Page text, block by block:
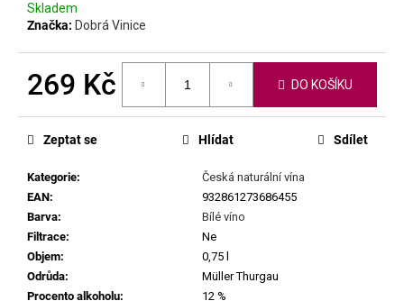
Skladem
Značka: Dobrá Vinice
269 Kč DO KOŠÍKU
Kategorie:
Česká naturální vína
EAN:
932861273686455
Barva:
Bílé víno
Filtrace:
Ne
Objem:
0,75 l
Odrůda:
Müller Thurgau
Procento alkoholu:
12 %
Zeptat se Hlídat Sdílet
u
č
u
e
m
e
FABRICE
DODANE
DOMAINE
DE
SAINT
PIERRE